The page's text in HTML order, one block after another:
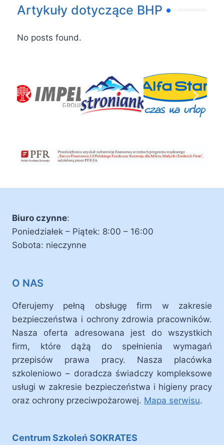
Artykuły dotyczące BHP
No posts found.
Biuro czynne:
Poniedziałek – Piątek: 8:00 – 16:00
Sobota: nieczynne
O NAS
Oferujemy pełną obsługę firm w zakresie
bezpieczeństwa i ochrony zdrowia pracowników.
Nasza oferta adresowana jest do wszystkich
firm, które dążą do spełnienia wymagań
przepisów prawa pracy. Nasza placówka
szkoleniowo – doradcza świadczy kompleksowe
usługi w zakresie bezpieczeństwa i higieny pracy
oraz ochrony przeciwpożarowej. Mapa serwisu.
Centrum Szkoleń SOKRATES